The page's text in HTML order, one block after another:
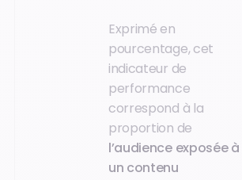
Exprimé en
pourcentage, cet
indicateur de
performance
correspond à la
proportion de
l’audience exposée à
un contenu